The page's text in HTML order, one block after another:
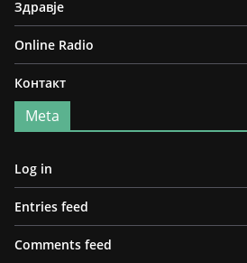
Здравје
Online Radio
Контакт
Meta
Log in
Entries feed
Comments feed